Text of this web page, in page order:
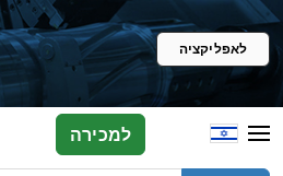
לאפליקציה
למכירה